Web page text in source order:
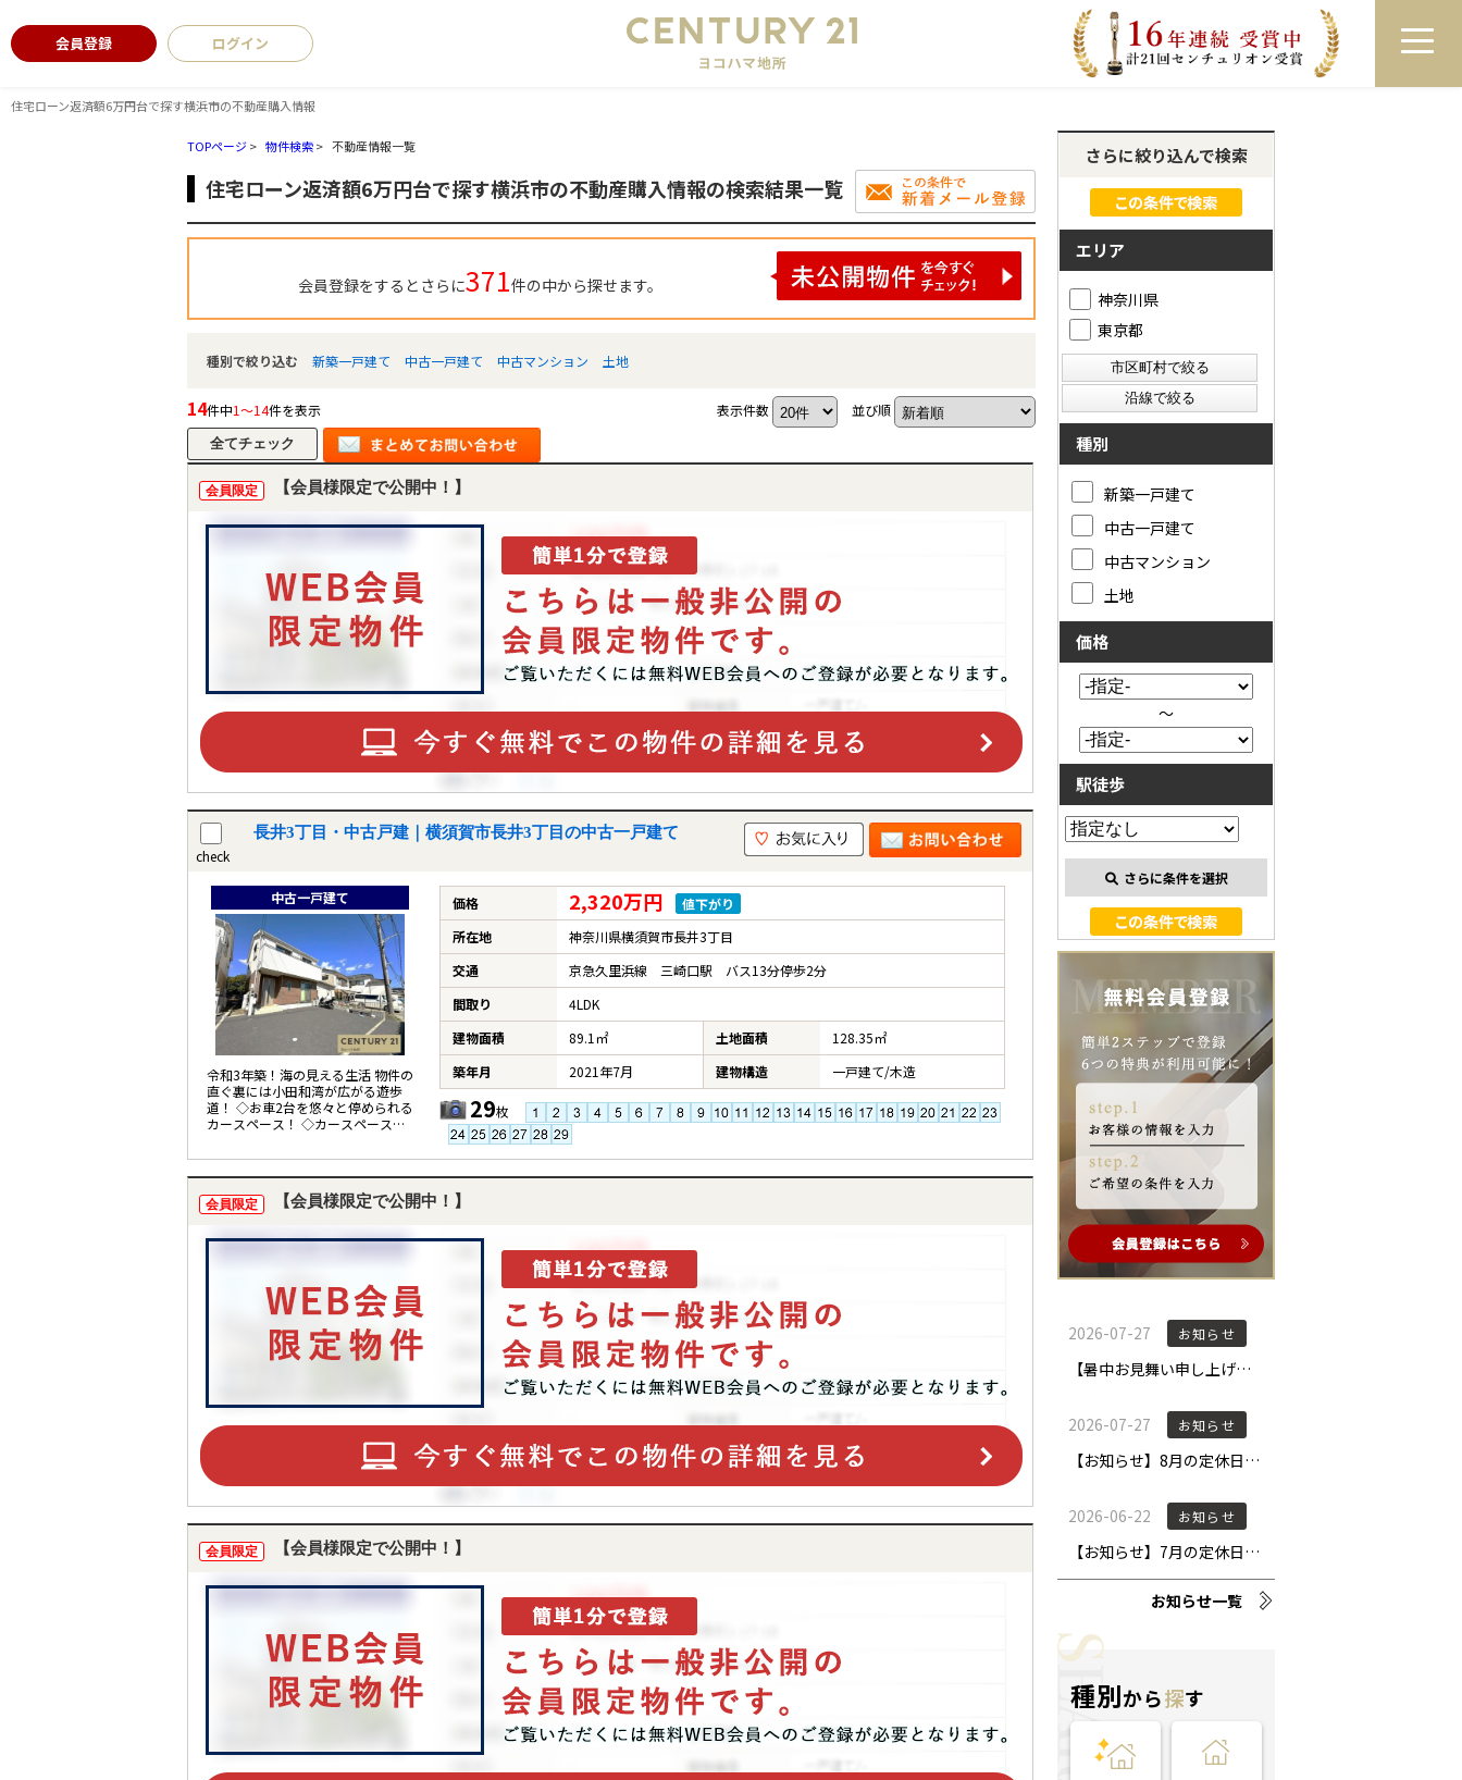
住宅ローン返済額6万円台で探す横浜市の不動産購入情報
会員登録 ログイン ログイン 来店予約 LINEで相談
TOPページ> 物件検索> 不動産情報一覧
住宅ローン返済額6万円台で探す横浜市の不動産購入情報の検索結果一覧
会員登録をするとさらに371件の中から探せます。
種別で絞り込む 新築一戸建て 中古一戸建て 中古マンション 土地
14件中1～14件を表示 表示件数 並び順
会員限定 【会員様限定で公開中！】
check
長井3丁目・中古戸建｜横須賀市長井3丁目の中古一戸建て
中古一戸建て
令和3年築！海の見える生活 物件の
直ぐ裏には小田和湾が広がる遊歩
道！ ◇お車2台を悠々と停められる
カースペース！ ◇カースペースに
価格 2,320万円
値下がり
所在地
神奈川県横須賀市長井3丁目
交通
京急久里浜線 三崎口駅 バス13分停歩2分
間取り
4LDK
建物面積
89.1㎡ 土地面積
128.35㎡
築年月
2021年7月 建物構造 一戸建て/木造
29枚
会員限定 【会員様限定で公開中！】
会員限定 【会員様限定で公開中！】
さらに絞り込んで検索
エリア
神奈川県
東京都
種別
新築一戸建て
中古一戸建て
中古マンション
土地
価格
～
駅徒歩
さらに条件を選択
お知らせ一覧
種別から探す